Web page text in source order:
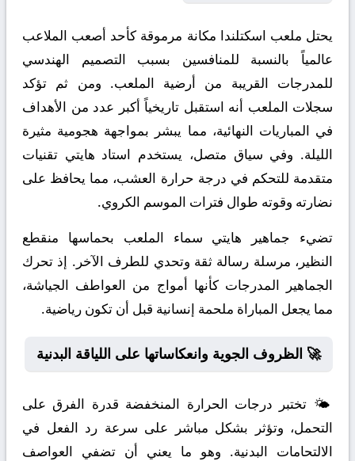
يحتل ملعب اسكتلندا مكانة مرموقة كأحد أصعب الملاعب
عالمياً بالنسبة للمنافسين بسبب التصميم الهندسي
للمدرجات القريبة من أرضية الملعب. ومن ثم تؤكد
سجلات الملعب أنه استقبل تاريخياً أكبر عدد من الأهداف
في المباريات النهائية، مما يبشر بمواجهة هجومية مثيرة
الليلة. وفي سياق متصل، يستخدم استاد هايتي تقنيات
متقدمة للتحكم في درجة حرارة العشب، مما يحافظ على
نضارته وقوته طوال فترات الموسم الكروي.
تضيء جماهير هايتي سماء الملعب بحماسها منقطع
النظير، مرسلة رسالة ثقة وتحدي للطرف الآخر. إذ تحرك
الجماهير المدرجات كأنها أمواج من العواطف الجياشة،
مما يجعل المباراة ملحمة إنسانية قبل أن تكون رياضية.
🚀 الظروف الجوية وانعكاساتها على اللياقة البدنية
🌤️ تختبر درجات الحرارة المنخفضة قدرة الفرق على
التحمل، وتؤثر بشكل مباشر على سرعة رد الفعل في
الالتحامات البدنية. وهو ما يعني أن تضفي العواصف